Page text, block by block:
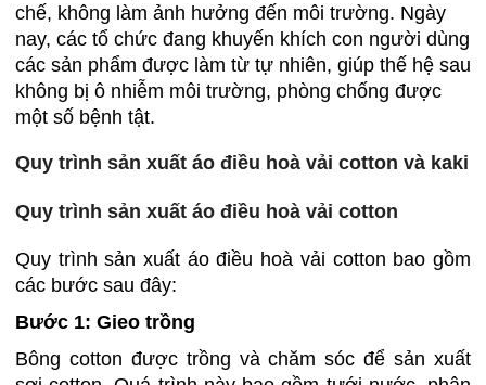
chế, không làm ảnh hưởng đến môi trường. Ngày
nay, các tổ chức đang khuyến khích con người dùng
các sản phẩm được làm từ tự nhiên, giúp thế hệ sau
không bị ô nhiễm môi trường, phòng chống được
một số bệnh tật.
Quy trình sản xuất áo điều hoà vải cotton và kaki
Quy trình sản xuất áo điều hoà vải cotton
Quy trình sản xuất áo điều hoà vải cotton bao gồm
các bước sau đây:
Bước 1: Gieo trồng
Bông cotton được trồng và chăm sóc để sản xuất